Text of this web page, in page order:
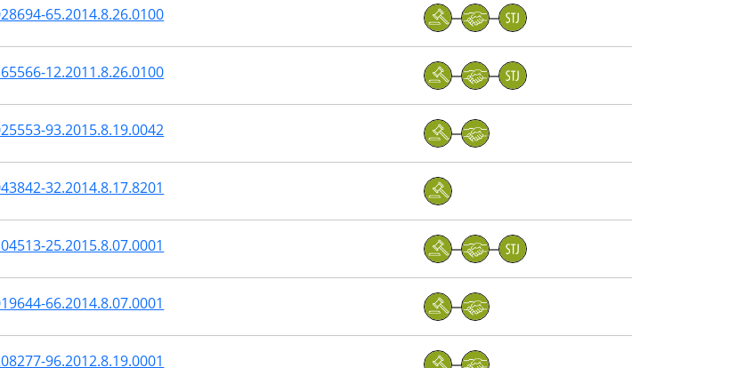
65.2014.8.26.0100
12.2011.8.26.0100
93.2015.8.19.0042
32.2014.8.17.8201
25.2015.8.07.0001
66.2014.8.07.0001
96.2012.8.19.0001